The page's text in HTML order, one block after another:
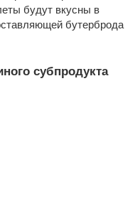
будут вкусны в
бутерброда
субпродукта